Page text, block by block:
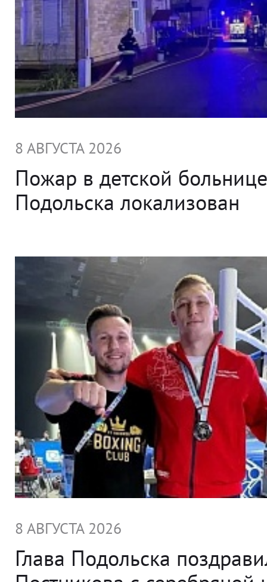
8 АВГУСТА 2026
Пожар в детской больнице
Подольска локализован
8 АВГУСТА 2026
Глава Подольска